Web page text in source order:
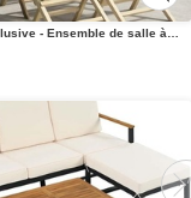
Maison Exclusive - Ensemble de salle à manger dextérieur 5 pièces, gris, en teck massif